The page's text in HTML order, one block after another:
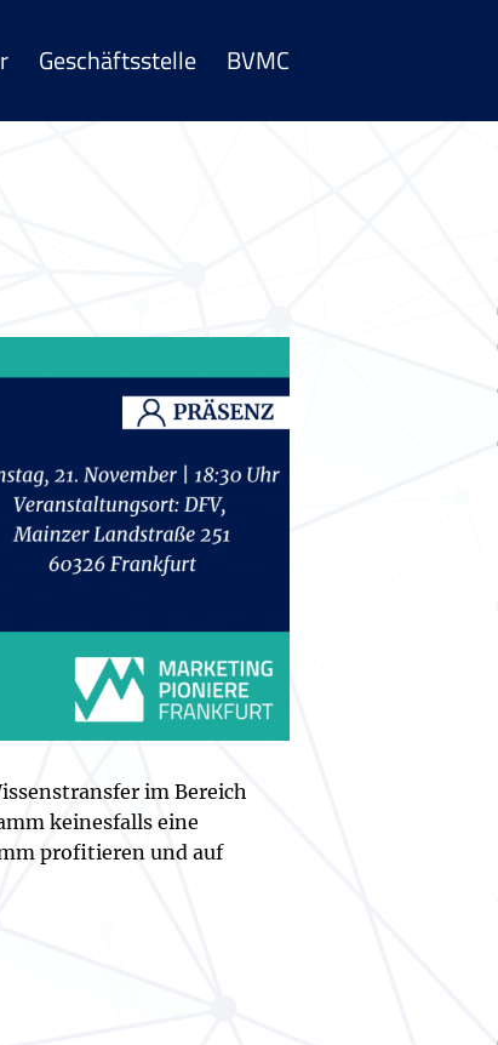
Geschäftsstelle BVMC
im Bereich
keinesfalls eine
profitieren und auf